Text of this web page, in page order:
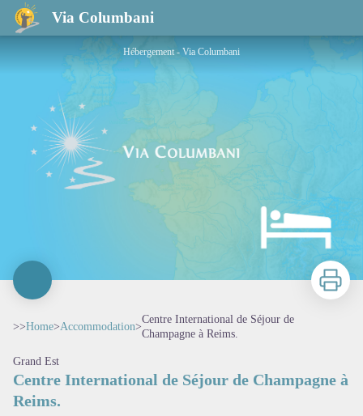
Via Columbani
Centre International de Séjour de Champagne à Reims.
Hébergement - Via Columbani
Print
>>Home>Accommodation>
Centre International de Séjour de
Champagne à Reims.
Grand Est
Centre International de Séjour de Champagne à
Reims.